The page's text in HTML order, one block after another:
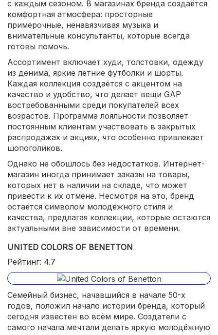
с каждым сезоном. В магазинах бренда создаётся
комфортная атмосфера: просторные
примерочные, ненавязчивая музыка и
внимательные консультанты, которые всегда
готовы помочь.
Ассортимент включает худи, толстовки, одежду
из денима, яркие летние футболки и шорты.
Каждая коллекция создаётся с акцентом на
качество и удобство, что делает вещи GAP
востребованными среди покупателей всех
возрастов. Программа лояльности позволяет
постоянным клиентам участвовать в закрытых
распродажах и акциях, что особенно привлекает
шопоголиков.
Однако не обошлось без недостатков. Интернет-
магазин иногда принимает заказы на товары,
которых нет в наличии на складе, что может
привести к их отмене. Несмотря на это, бренд
остаётся символом молодёжного стиля и
качества, предлагая коллекции, которые остаются
актуальными вне зависимости от времени.
UNITED COLORS OF BENETTON
Рейтинг: 4.7
Семейный бизнес, начавшийся в начале 50-х
годов, положил начало истории бренда, который
сегодня известен во всём мире. Создатели с
самого начала мечтали делать яркую молодёжную